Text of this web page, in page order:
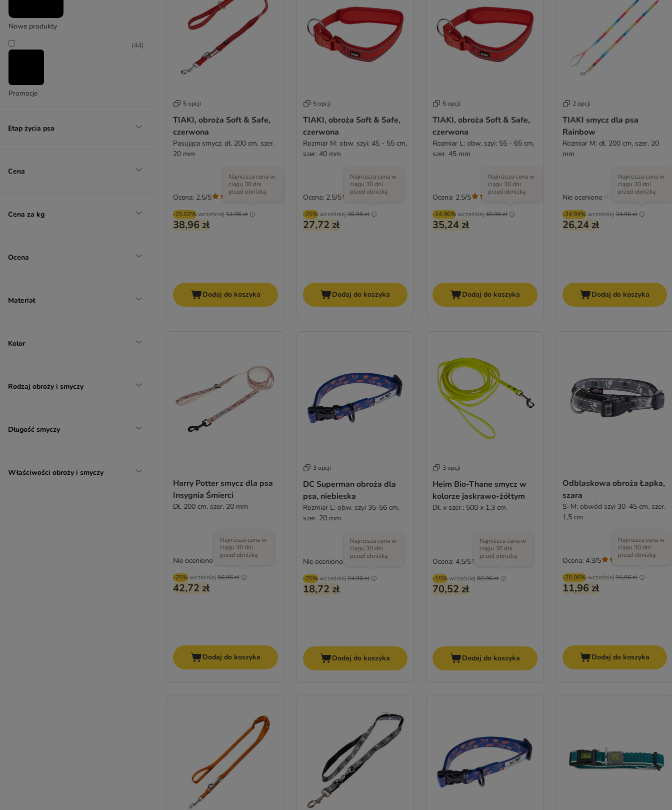
Duży 26-45 kg
Nowe produkty
Promocje
(44)
Etap życia psa
Cena
Cena za kg
Ocena
Materiał
Kolor
Rodzaj obroży i smyczy
Długość smyczy
Właściwości obroży i smyczy
5 opcji
TIAKI, obroża Soft & Safe,
czerwona
Pasująca smycz: dł. 200 cm, szer.
20 mm
-25.02%wcześniej 51,96 zł
Najniższa cena w
ciągu 30 dni
przed obniżką
38,96 zł
Ocena: 2.5/5
Dodaj do koszyka
5 opcji
TIAKI, obroża Soft & Safe,
czerwona
Rozmiar M: obw. szyi: 45 - 55 cm,
szer. 40 mm
-25% wcześniej 36,96 zł
Najniższa cena w
ciągu 30 dni
przed obniżką
27,72 zł
Ocena: 2.5/5
Dodaj do koszyka
5 opcji
TIAKI, obroża Soft & Safe,
czerwona
Rozmiar L: obw. szyi: 55 - 65 cm,
szer. 45 mm
-24.96%wcześniej 46,96 zł
Najniższa cena w
ciągu 30 dni
przed obniżką
35,24 zł
Ocena: 2.5/5
Dodaj do koszyka
2 opcji
TIAKI smycz dla psa
Rainbow
Rozmiar M: dł. 200 cm, szer. 20
mm
-24.94% wcześniej 34,96 zł
Najniższa cena w
ciągu 30 dni
przed obniżką
26,24 zł
Nie oceniono
Dodaj do koszyka
Harry Potter smycz dla psa
Insygnia Śmierci
Dł. 200 cm, szer. 20 mm
-25%wcześniej 56,96 zł
Najniższa cena w
ciągu 30 dni
przed obniżką
42,72 zł
Nie oceniono
Dodaj do koszyka
3 opcji
DC Superman obroża dla
psa, niebieska
Rozmiar L: obw. szyi 35-56 cm,
szer. 20 mm
-25% wcześniej 24,96 zł
Najniższa cena w
ciągu 30 dni
przed obniżką
18,72 zł
Nie oceniono
Dodaj do koszyka
3 opcji
Heim Bio-Thane smycz w
kolorze jaskrawo-żółtym
Dł. x szer.: 500 x 1,3 cm
-15%wcześniej 82,96 zł
Najniższa cena w
ciągu 30 dni
przed obniżką
70,52 zł
Ocena: 4.5/5 68
Dodaj do koszyka
Odblaskowa obroża Łapka,
szara
S–M: obwód szyi 30–45 cm, szer.
1,5 cm
-25.06% wcześniej 15,96 zł
Najniższa cena w
ciągu 30 dni
przed obniżką
11,96 zł
Ocena: 4.3/5
Dodaj do koszyka